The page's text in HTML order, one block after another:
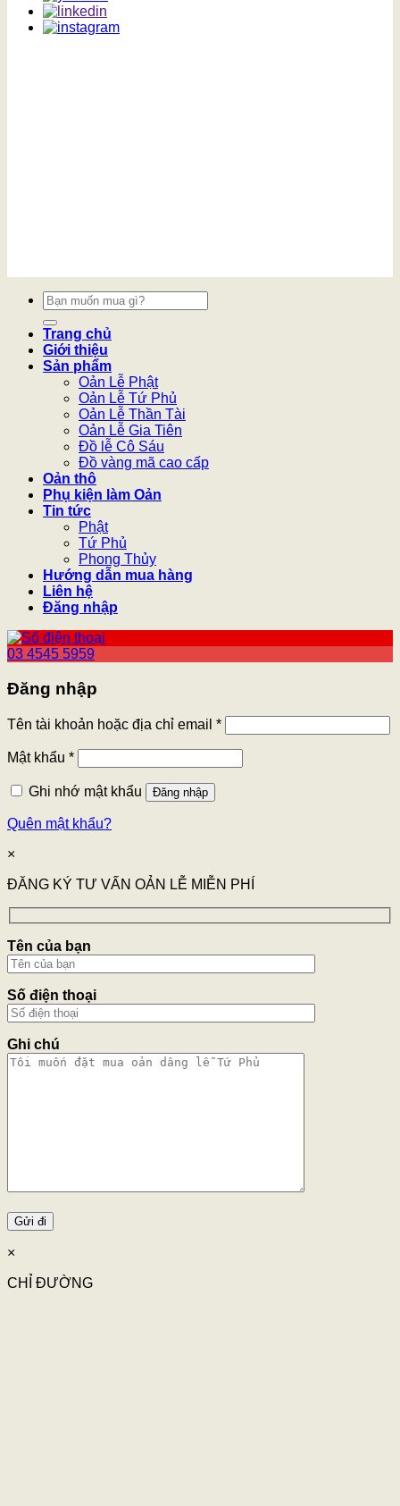
Tìm
kiếm:
Trang chủ
Giới thiệu
Sản phẩm
Oản Lễ Phật
Oản Lễ Tứ Phủ
Oản Lễ Thần Tài
Oản Lễ Gia Tiên
Đồ lễ Cô Sáu
Đồ vàng mã cao cấp
Oản thô
Phụ kiện làm Oản
Tin tức
Phật
Tứ Phủ
Phong Thủy
Hướng dẫn mua hàng
Liên hệ
Đăng nhập
03 4545 5959
Đăng nhập
Tên tài khoản hoặc địa chỉ email *
Mật khẩu *
Ghi nhớ mật khẩu Đăng nhập
Quên mật khẩu?
×
ĐĂNG KÝ TƯ VẤN OẢN LỄ MIỄN PHÍ
Tên của bạn
Số điện thoại
Ghi chú
×
CHỈ ĐƯỜNG